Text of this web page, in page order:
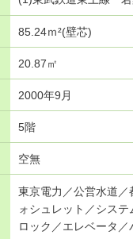
85.24ｍ²(壁芯)
20.87㎡
2000年9月
5階
空無
東京電力／公営水道
ォシュレット／シス
ロック／エレベータ／